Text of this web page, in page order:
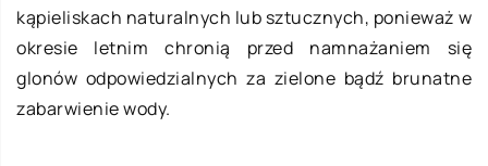
kąpieliskach naturalnych lub sztucznych, ponieważ w
okresie letnim chronią przed namnażaniem się
glonów odpowiedzialnych za zielone bądź brunatne
zabarwienie wody.